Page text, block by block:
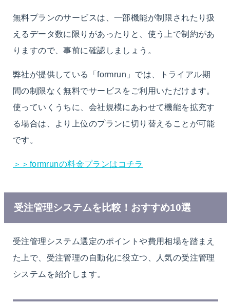
無料プランのサービスは、一部機能が制限されたり扱
えるデータ数に限りがあったりと、使う上で制約があ
りますので、事前に確認しましょう。
弊社が提供している「formrun」では、トライアル期
間の制限なく無料でサービスをご利用いただけます。
使っていくうちに、会社規模にあわせて機能を拡充す
る場合は、より上位のプランに切り替えることが可能
です。
＞＞formrunの料金プランはコチラ
受注管理システムを比較！おすすめ10選
受注管理システム選定のポイントや費用相場を踏まえ
た上で、受注管理の自動化に役立つ、人気の受注管理
システムを紹介します。